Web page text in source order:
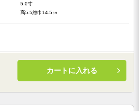
5.0寸
高5.5総巾14.5㎝
カートに入れる